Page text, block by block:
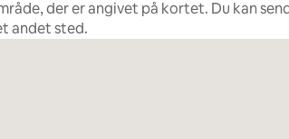
der er angivet på kortet. Du kan
andet sted.